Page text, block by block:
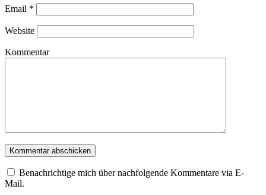
Email *
Website
Kommentar
Benachrichtige mich über nachfolgende Kommentare via E-
Mail.